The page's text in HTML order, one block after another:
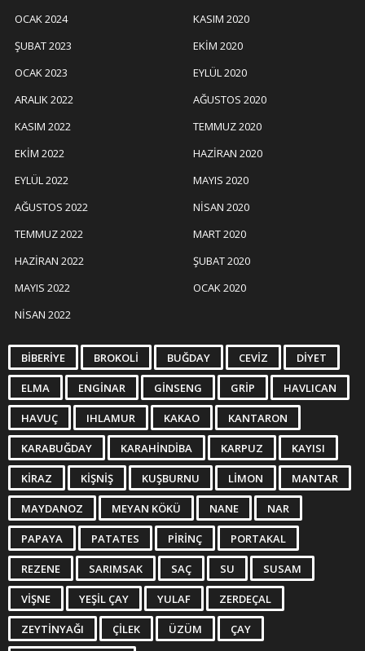
OCAK 2024
ŞUBAT 2023
OCAK 2023
ARALIK 2022
KASIM 2022
EKIM 2022
EYLÜL 2022
AĞUSTOS 2022
TEMMUZ 2022
HAZIRAN 2022
MAYIS 2022
NISAN 2022
KASIM 2020
EKIM 2020
EYLÜL 2020
AĞUSTOS 2020
TEMMUZ 2020
HAZIRAN 2020
MAYIS 2020
NISAN 2020
MART 2020
ŞUBAT 2020
OCAK 2020
BIBERIYE BROKOLI BUĞDAY CEVIZ DIYET
ELMA ENGINAR GINSENG GRIP HAVLICAN
HAVUÇ IHLAMUR KAKAO KANTARON
KARABUĞDAY KARAHINDIBA KARPUZ KAYISI
KIRAZ KIŞNIŞ KUŞBURNU LIMON MANTAR
MAYDANOZ MEYAN KÖKÜ NANE NAR
PAPAYA PATATES PIRINÇ PORTAKAL
REZENE SARIMSAK SAÇ SU SUSAM
VIŞNE YEŞIL ÇAY YULAF ZERDEÇAL
ZEYTINYAĞI ÇILEK ÜZÜM ÇAY